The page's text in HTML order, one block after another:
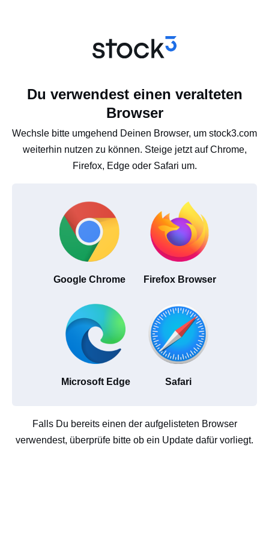
Du verwendest einen veralteten
Browser
Wechsle bitte umgehend Deinen Browser, um stock3.com
weiterhin nutzen zu können. Steige jetzt auf Chrome,
Firefox, Edge oder Safari um.
Google Chrome Firefox Browser
Microsoft Edge Safari
Falls Du bereits einen der aufgelisteten Browser
verwendest, überprüfe bitte ob ein Update dafür vorliegt.